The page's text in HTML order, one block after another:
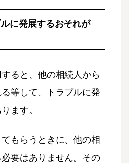
に発展するおそれが
ると、他の相続人から
等して、トラブルに発
ます。
もらうときに、他の相
要はありません。その